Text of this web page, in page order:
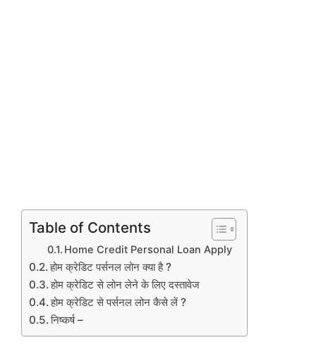
Table of Contents
Home Credit Personal Loan Apply
होम क्रेडिट पर्सनल लोन क्या है ?
होम क्रेडिट से लोन लेने के लिए दस्तावेज
होम क्रेडिट से पर्सनल लोन कैसे लें ?
निष्कर्ष –